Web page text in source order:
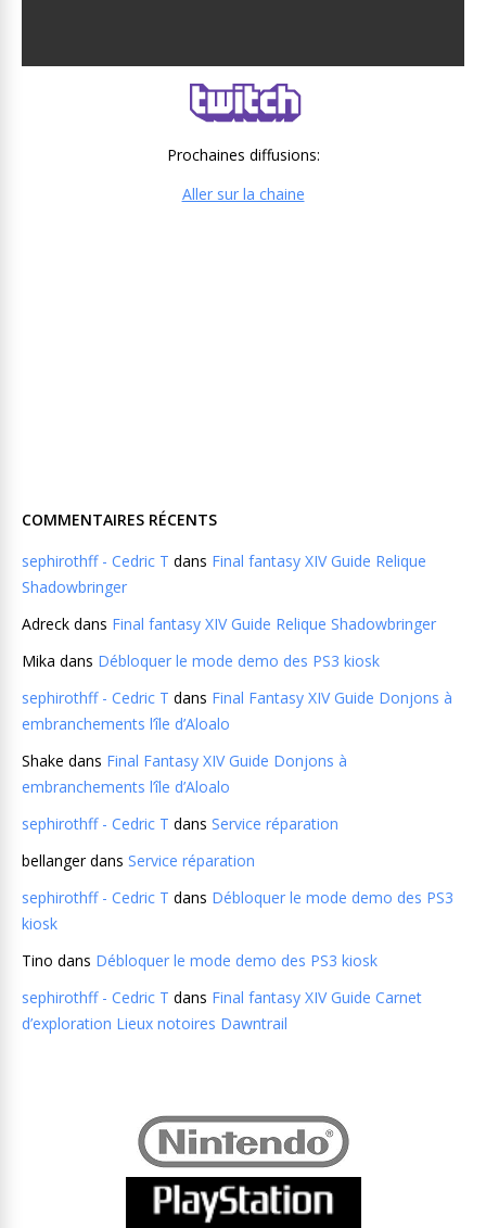
Prochaines diffusions:
Aller sur la chaine
COMMENTAIRES RÉCENTS
sephirothff - Cedric T dans Final fantasy XIV Guide Relique
Shadowbringer
Adreck dans Final fantasy XIV Guide Relique Shadowbringer
Mika dans Débloquer le mode demo des PS3 kiosk
sephirothff - Cedric T dans Final Fantasy XIV Guide Donjons à
embranchements l’île d’Aloalo
Shake dans Final Fantasy XIV Guide Donjons à
embranchements l’île d’Aloalo
sephirothff - Cedric T dans Service réparation
bellangerdans Service réparation
sephirothff - Cedric T dans Débloquer le mode demo des PS3
kiosk
Tino dans Débloquer le mode demo des PS3 kiosk
sephirothff - Cedric T dans Final fantasy XIV Guide Carnet
d’exploration Lieux notoires Dawntrail